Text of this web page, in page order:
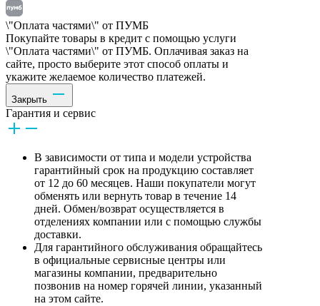
\"Оплата частями\" от ПУМБ
Покупайте товары в кредит с помощью услуги
\"Оплата частями\" от ПУМБ. Оплачивая заказ на
сайте, просто выберите этот способ оплаты и
укажите желаемое количество платежей.
Закрыть
Гарантия и сервис
В зависимости от типа и модели устройства
гарантийный срок на продукцию составляет
от 12 до 60 месяцев. Наши покупатели могут
обменять или вернуть товар в течение 14
дней. Обмен/возврат осуществляется в
отделениях компании или с помощью службы
доставки.
Для гарантийного обслуживания обращайтесь
в официальные сервисные центры или
магазины компании, предварительно
позвонив на номер горячей линии, указанный
на этом сайте.